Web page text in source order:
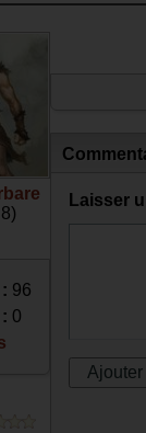
96
0
Laisser